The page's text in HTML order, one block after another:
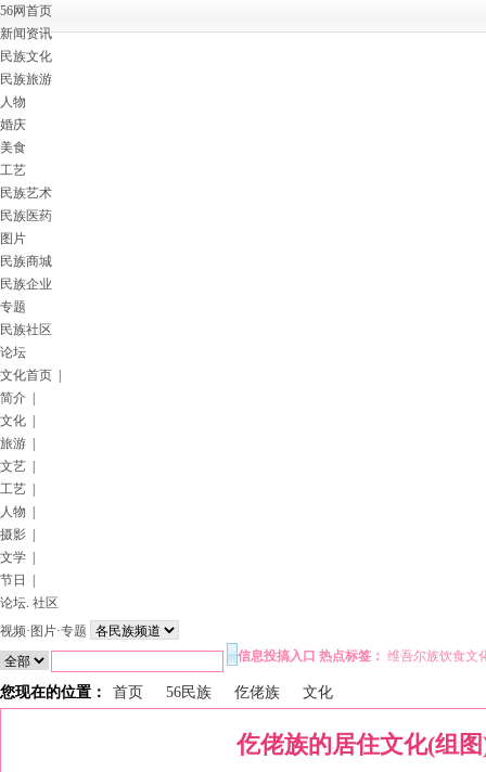
56网首页
新闻资讯
民族文化
民族旅游
人物
婚庆
美食
工艺
民族艺术
民族医药
图片
民族商城
民族企业
专题
民族社区
论坛
文化首页
简介
文化
旅游
文艺
工艺
人物
摄影
文学
节日
论坛. 社区
视频· 图片·专题
信息投搞入口 热点标签： 维吾尔族饮食文
您现在的位置： 首页 56民族 仡佬族 文化
仡佬族的居住文化(组